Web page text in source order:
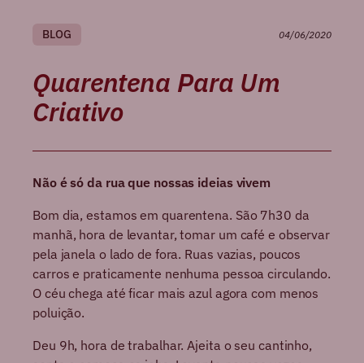
BLOG 04/06/2020
Quarentena Para Um
Criativo
Não é só da rua que nossas ideias vivem
Bom dia, estamos em quarentena. São 7h30 da
manhã, hora de levantar, tomar um café e observar
pela janela o lado de fora. Ruas vazias, poucos
carros e praticamente nenhuma pessoa circulando.
O céu chega até ficar mais azul agora com menos
poluição.
Deu 9h, hora de trabalhar. Ajeita o seu cantinho,